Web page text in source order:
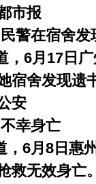
市报
警在宿舍发
，6月17日
宿舍发现遗
安
幸身亡
6月8日惠
救无效身亡